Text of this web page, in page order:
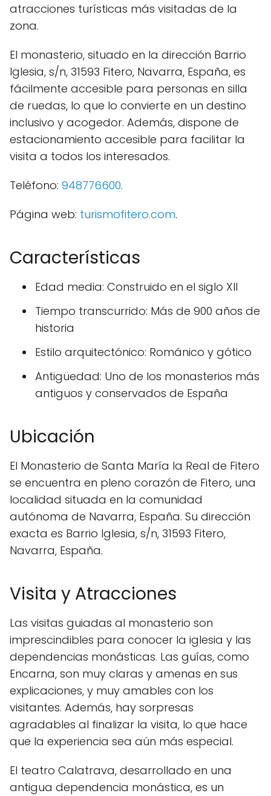
atracciones turísticas más visitadas de la
zona.
El monasterio, situado en la dirección Barrio
Iglesia, s/n, 31593 Fitero, Navarra, España, es
fácilmente accesible para personas en silla
de ruedas, lo que lo convierte en un destino
inclusivo y acogedor. Además, dispone de
estacionamiento accesible para facilitar la
visita a todos los interesados.
Teléfono: 948776600.
Página web: turismofitero.com.
Características
Edad media: Construido en el siglo XII
Tiempo transcurrido: Más de 900 años de
historia
Estilo arquitectónico: Románico y gótico
Antigüedad: Uno de los monasterios más
antiguos y conservados de España
Ubicación
El Monasterio de Santa María la Real de Fitero
se encuentra en pleno corazón de Fitero, una
localidad situada en la comunidad
autónoma de Navarra, España. Su dirección
exacta es Barrio Iglesia, s/n, 31593 Fitero,
Navarra, España.
Visita y Atracciones
Las visitas guiadas al monasterio son
imprescindibles para conocer la iglesia y las
dependencias monásticas. Las guías, como
Encarna, son muy claras y amenas en sus
explicaciones, y muy amables con los
visitantes. Además, hay sorpresas
agradables al finalizar la visita, lo que hace
que la experiencia sea aún más especial.
El teatro Calatrava, desarrollado en una
antigua dependencia monástica, es un